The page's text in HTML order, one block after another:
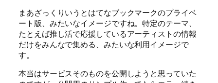
まあざっくりいうとはてなブックマークのプライベ
ート版、みたいなイメージですね。特定のテーマ、
たとえば推し活で応援しているアーティストの情報
だけをみんなで集める、みたいな利用イメージで
す。
本当はサービスそのものを公開しようと思っていた